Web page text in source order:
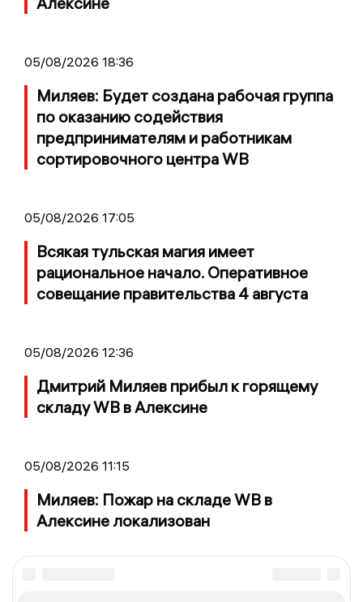
05/08/2026 18:36
Миляев: Будет создана рабочая группа
по оказанию содействия
предпринимателям и работникам
сортировочного центра WB
05/08/2026 17:05
Всякая тульская магия имеет
рациональное начало. Оперативное
совещание правительства 4 августа
05/08/2026 12:36
Дмитрий Миляев прибыл к горящему
складу WB в Алексине
05/08/2026 11:15
Миляев: Пожар на складе WB в
Алексине локализован